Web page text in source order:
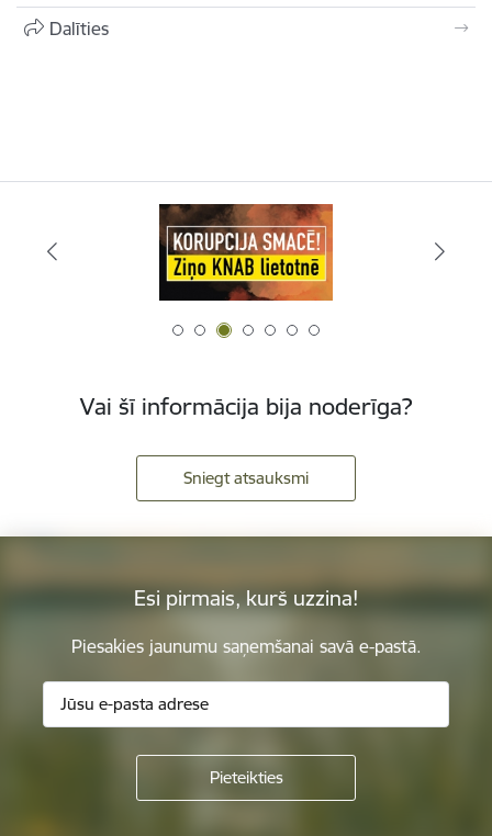
Dalīties
Vai šī informācija bija noderīga?
Sniegt atsauksmi
Esi pirmais, kurš uzzina!
Piesakies jaunumu saņemšanai savā e-pastā.